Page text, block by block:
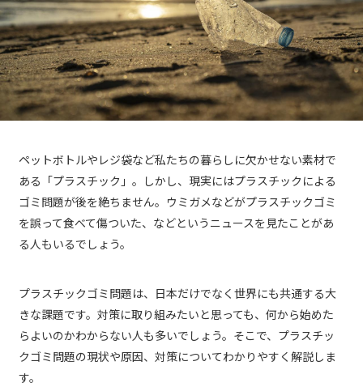
ペットボトルやレジ袋など私たちの暮らしに欠かせない素材で
ある「プラスチック」。しかし、現実にはプラスチックによる
ゴミ問題が後を絶ちません。ウミガメなどがプラスチックゴミ
を誤って食べて傷ついた、などというニュースを見たことがあ
る人もいるでしょう。
プラスチックゴミ問題は、日本だけでなく世界にも共通する大
きな課題です。対策に取り組みたいと思っても、何から始めた
らよいのかわからない人も多いでしょう。そこで、プラスチッ
クゴミ問題の現状や原因、対策についてわかりやすく解説しま
す。